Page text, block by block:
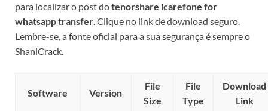
para localizar o post dotenorshare icarefone for
whatsapp transfer. Clique no link de download seguro.
Lembre-se, a fonte oficial para a sua segurança é sempre o
ShaniCrack.
Software Version
File
Size
File
Type
Download
Link